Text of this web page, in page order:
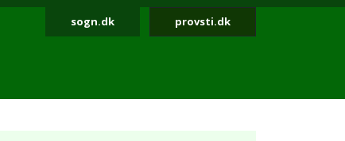
sogn.dk provsti.dk